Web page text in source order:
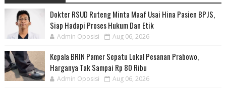
Dokter RSUD Ruteng Minta Maaf Usai Hina Pasien BPJS,
Siap Hadapi Proses Hukum Dan Etik
Admin Oposisi Aug 06, 2026
Kepala BRIN Pamer Sepatu Lokal Pesanan Prabowo,
Harganya Tak Sampai Rp 80 Ribu
Admin Oposisi Aug 06, 2026